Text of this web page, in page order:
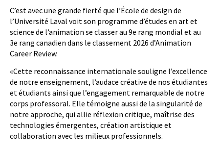
C’est avec une grande fierté que l’École de design de
l’Université Laval voit son programme d’études en art et
science de l’animation se classer au 9e rang mondial et au
3e rang canadien dans le classement 2026 d’Animation
Career Review.
«Cette reconnaissance internationale souligne l’excellence
de notre enseignement, l’audace créative de nos étudiantes
et étudiants ainsi que l’engagement remarquable de notre
corps professoral. Elle témoigne aussi de la singularité de
notre approche, qui allie réflexion critique, maîtrise des
technologies émergentes, création artistique et
collaboration avec les milieux professionnels.